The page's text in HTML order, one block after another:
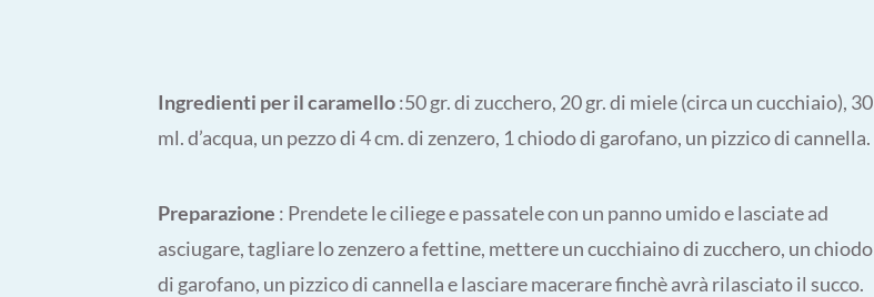
Ingredienti per il caramello:50 gr. di zucchero, 20 gr. di miele (circa un cucchiaio), 30
ml. d’acqua, un pezzo di 4 cm. di zenzero, 1 chiodo di garofano, un pizzico di cannella.
Preparazione : Prendete le ciliege e passatele con un panno umido e lasciate ad
asciugare, tagliare lo zenzero a fettine, mettere un cucchiaino di zucchero, un chiodo
di garofano, un pizzico di cannella e lasciare macerare finchè avrà rilasciato il succo.